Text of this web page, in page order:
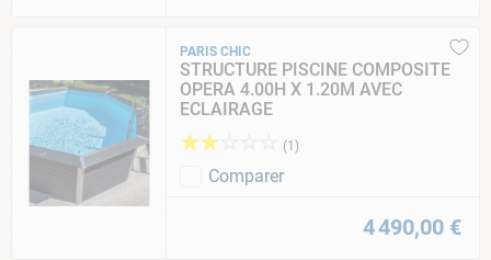
PARIS CHIC
STRUCTURE PISCINE COMPOSITE
OPERA 4.00H X 1.20M AVEC
ECLAIRAGE
★★ (1 )
Comparer
4490,00 €